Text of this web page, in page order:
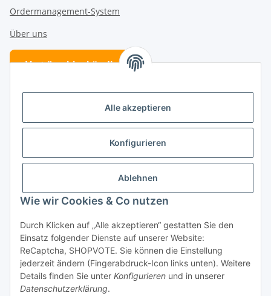
Alle akzeptieren
Konfigurieren
Ablehnen
Wie wir Cookies & Co nutzen
Durch Klicken auf „Alle akzeptieren“ gestatten Sie den
Einsatz folgender Dienste auf unserer Website:
ReCaptcha, SHOPVOTE. Sie können die Einstellung
jederzeit ändern (Fingerabdruck-Icon links unten). Weitere
Details finden Sie unter Konfigurieren und in unserer
Datenschutzerklärung.
Ordermanagement-System
Über uns
Verträge hier kündigen
Vertrag widerrufen